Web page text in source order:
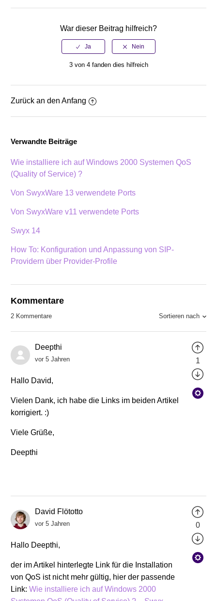
War dieser Beitrag hilfreich?
3 von 4 fanden dies hilfreich
Zurück an den Anfang
Verwandte Beiträge
Wie installiere ich auf Windows 2000 Systemen QoS
(Quality of Service) ?
Von SwyxWare 13 verwendete Ports
Von SwyxWare v11 verwendete Ports
Swyx 14
How To: Konfiguration und Anpassung von SIP-
Providern über Provider-Profile
Kommentare
2 Kommentare Sortieren nach
Deepthi
vor 5 Jahren
Hallo David,
Vielen Dank, ich habe die Links im beiden Artikel
korrigiert. :)
Viele Grüße,
Deepthi
1
David Flötotto
vor 5 Jahren
Hallo Deepthi,
der im Artikel hinterlegte Link für die Installation
von QoS ist nicht mehr gültig, hier der passende
Link:Wie installiere ich auf Windows 2000
0